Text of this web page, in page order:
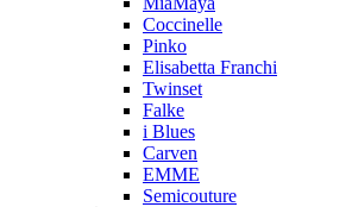
Coccinelle
Pinko
Elisabetta Franchi
Twinset
Falke
i Blues
Carven
EMME
Semicouture